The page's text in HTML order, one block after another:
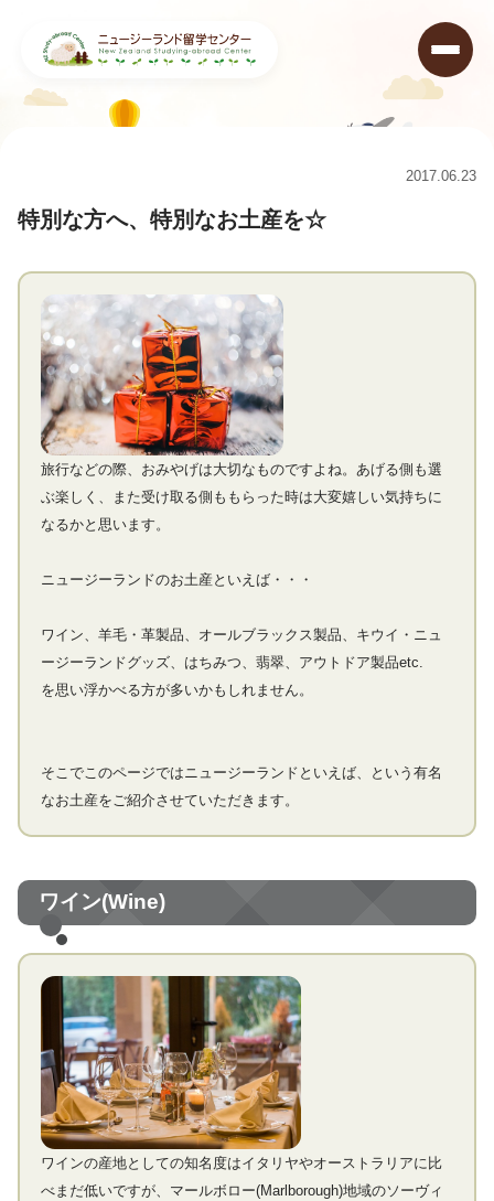
2017.06.23
特別な方へ、特別なお土産を☆
旅行などの際、おみやげは大切なものですよね。あげる側も選
ぶ楽しく、また受け取る側ももらった時は大変嬉しい気持ちに
なるかと思います。
ニュージーランドのお土産といえば・・・
ワイン、羊毛・革製品、オールブラックス製品、キウイ・ニュ
ージーランドグッズ、はちみつ、翡翠、アウトドア製品etc.
を思い浮かべる方が多いかもしれません。
そこでこのページではニュージーランドといえば、という有名
なお土産をご紹介させていただきます。
ワイン(Wine)
ワインの産地としての知名度はイタリヤやオーストラリアに比
べまだ低いですが、マールボロー(Marlborough)地域のソーヴィ